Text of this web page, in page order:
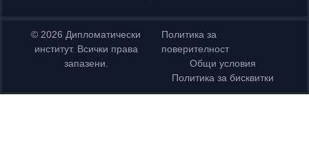
© 2026 Дипломатически
институт. Всички права
запазени.
Политика за
поверителност
Общи условия
Политика за бисквитки